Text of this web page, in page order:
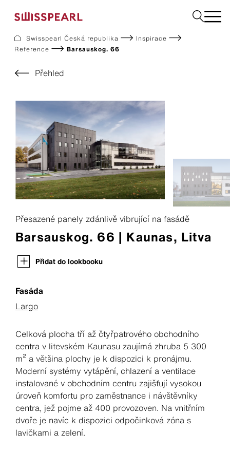
Společnost
Služby
Inspirace
Ke stažení
Swisspearl a udržitelnost
Kariéra
Fasády
Konstrukční desky
Swisspearl Česká republika
Inspirace
Reference
Barsauskog. 66
Přehled
Přesazené panely zdánlivě vibrující na fasádě
Barsauskog. 66 | Kaunas, Litva
Přidat do lookbooku
Fasáda
Largo
Celková plocha tří až čtyřpatrového obchodního
centra v litevském Kaunasu zaujímá zhruba 5 300
m² a většina plochy je k dispozici k pronájmu.
Moderní systémy vytápění, chlazení a ventilace
instalované v obchodním centru zajišťují vysokou
úroveň komfortu pro zaměstnance i návštěvníky
centra, jež pojme až 400 provozoven. Na vnitřním
dvoře je navíc k dispozici odpočinková zóna s
lavičkami a zelení.